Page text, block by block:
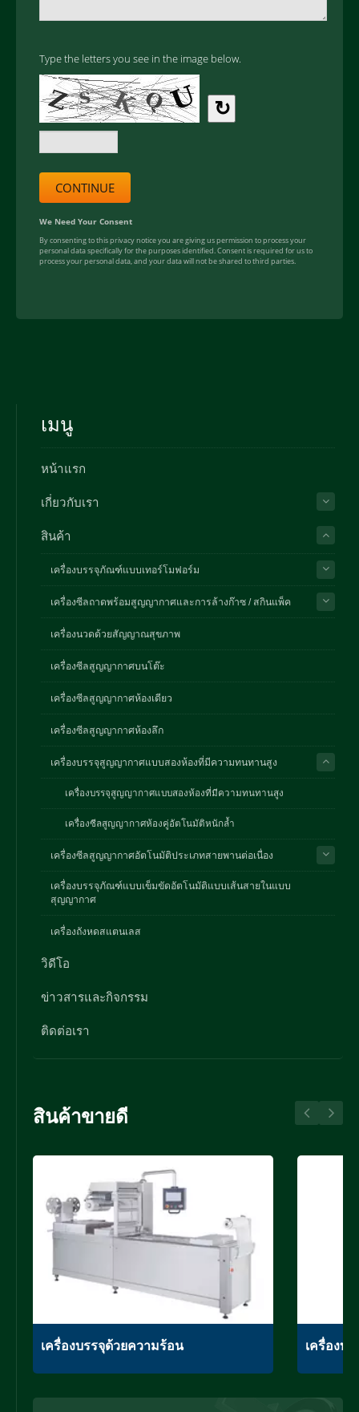
เมนู
หน้าแรก
เกี่ยวกับเรา
สินค้า
เครื่องบรรจุภัณฑ์แบบเทอร์โมฟอร์ม
เครื่องซีลถาดพร้อมสูญญากาศและการล้างก๊าซ / สกินแพ็ค
เครื่องนวดด้วยสัญญาณสุขภาพ
เครื่องซีลสูญญากาศบนโต๊ะ
เครื่องซีลสูญญากาศห้องเดียว
เครื่องซีลสูญญากาศห้องลึก
เครื่องบรรจุสูญญากาศแบบสองห้องที่มีความทนทานสูง
เครื่องบรรจุสูญญากาศแบบสองห้องที่มีความทนทานสูง
เครื่องซีลสูญญากาศห้องคู่อัตโนมัติหนักล้ำ
เครื่องซีลสูญญากาศอัตโนมัติประเภทสายพานต่อเนื่อง
เครื่องบรรจุภัณฑ์แบบเข็มขัดอัตโนมัติแบบเส้นสายในแบบ
สุญญากาศ
เครื่องถังหดสแตนเลส
วิดีโอ
ข่าวสารและกิจกรรม
ติดต่อเรา
สินค้าขายดี
เครื่องบรรจุด้วยความร้อน เครื่องบ